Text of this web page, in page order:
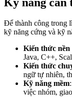
Kỹ năng cần
Để thành công trong
kỹ năng cứng và kỹ
Kiến thức nền
Java, C++,
Kiến thức
ngữ tự nhiên,
Kỹ năng mềm
việc nhóm,